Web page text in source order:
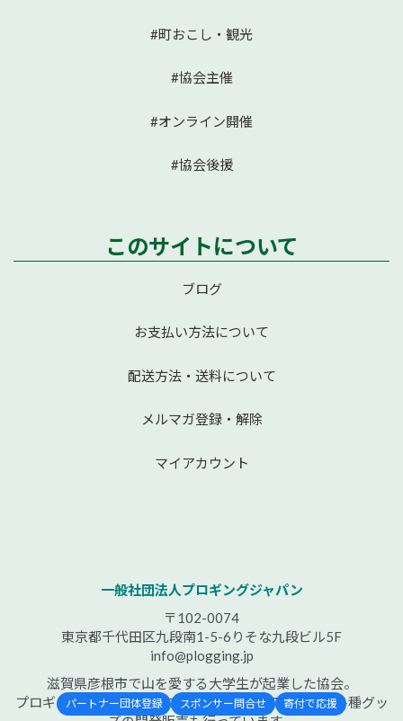
パートナー団体登録 スポンサー問合せ 寄付で応援
#町おこし・観光
#協会主催
#オンライン開催
#協会後援
このサイトについて
ブログ
お支払い方法について
配送方法・送料について
メルマガ登録・解除
マイアカウント
一般社団法人プロギングジャパン
〒102-0074
東京都千代田区九段南1-5-6りそな九段ビル5F
info@plogging.jp
滋賀県彦根市で山を愛する大学生が起業した協会。
プロギングをコンセプトにしたリサイクルTシャツや各種グッ